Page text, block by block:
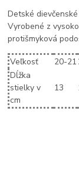
Detské
Vyrobené z
protišmyková
Veľkosť 20-21
Dĺžka
stielky v
cm
13